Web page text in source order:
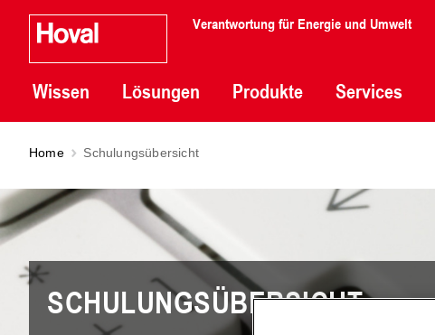
Verantwortung für Energie und Umwelt
Wissen Lösungen Produkte Services
Home Schulungsübersicht
SCHULUNGSÜBERSICHT